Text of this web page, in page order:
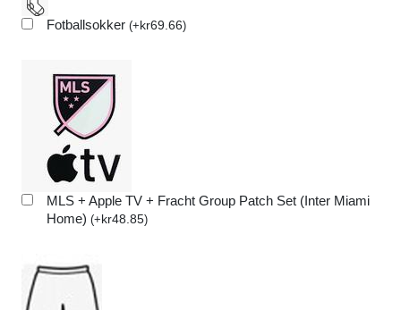
Fotballsokker (+kr69.66)
MLS + Apple TV + Fracht Group Patch Set (Inter Miami
Home) (+kr48.85)